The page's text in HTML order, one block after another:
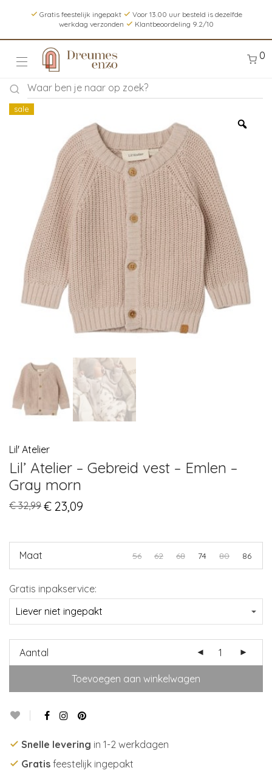
Gratis feestelijk ingepakt
Voor 13.00 uur besteld is dezelfde
werkdag verzonden
Klantbeoordeling 9.2/10
0
sale
Lil' Atelier
Lil’ Atelier – Gebreid vest – Emlen –
Gray morn
€32,99 Original
price
€ 23,09
Maat
56 62 68 74 80 86
Gratis inpakservice:
Aantal
Toevoegen aan winkelwagen
Snelle levering in 1-2 werkdagen
Gratis feestelijk ingepakt